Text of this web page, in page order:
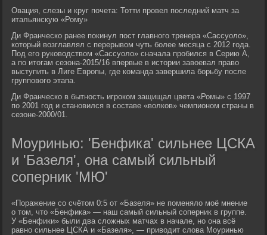
Овация, слезы и круг почета: Тотти провел последний матч за
итальянскую «Рому»
Ди Франческо ранее покинул пост главного тренера «Сассуоло»,
который возглавлял с перерывом чуть более месяца с 2012 года.
Под его руководством «Сассуоло» сначала пробился в Серию А,
а по итогам сезона-2015/16 впервые в истории завоевал право
выступить в Лиге Европы, где команда завершила борьбу после
группового этапа.
Ди Франческо в бытность игроком защищал цвета «Ромы» с 1997
по 2001 год и становился в составе «волков» чемпионом страны в
сезоне-2000/01.
Моуринью: 'Бенфика' сильнее ЦСКА
и 'Базеля', она самый сильный
соперник 'МЮ'
«Поражение со счётом 0:5 от «Базеля» не поменяло моё мнение
о том, что «Бенфика» — наш самый сильный соперник в группе.
У «Бенфики» были два сложных матчах в начале, но она всё
равно сильнее ЦСКА и «Базеля», — приводит слова Моуринью